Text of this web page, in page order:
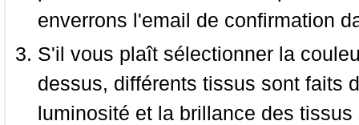
enverrons l'email de confirmation
S'il vous plaît sélectionner la
dessus, différents tissus sont faits
luminosité et la brillance des